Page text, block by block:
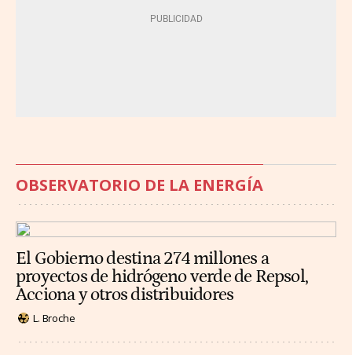
OBSERVATORIO DE LA ENERGÍA
El Gobierno destina 274 millones a
proyectos de hidrógeno verde de Repsol,
Acciona y otros distribuidores
L. Broche